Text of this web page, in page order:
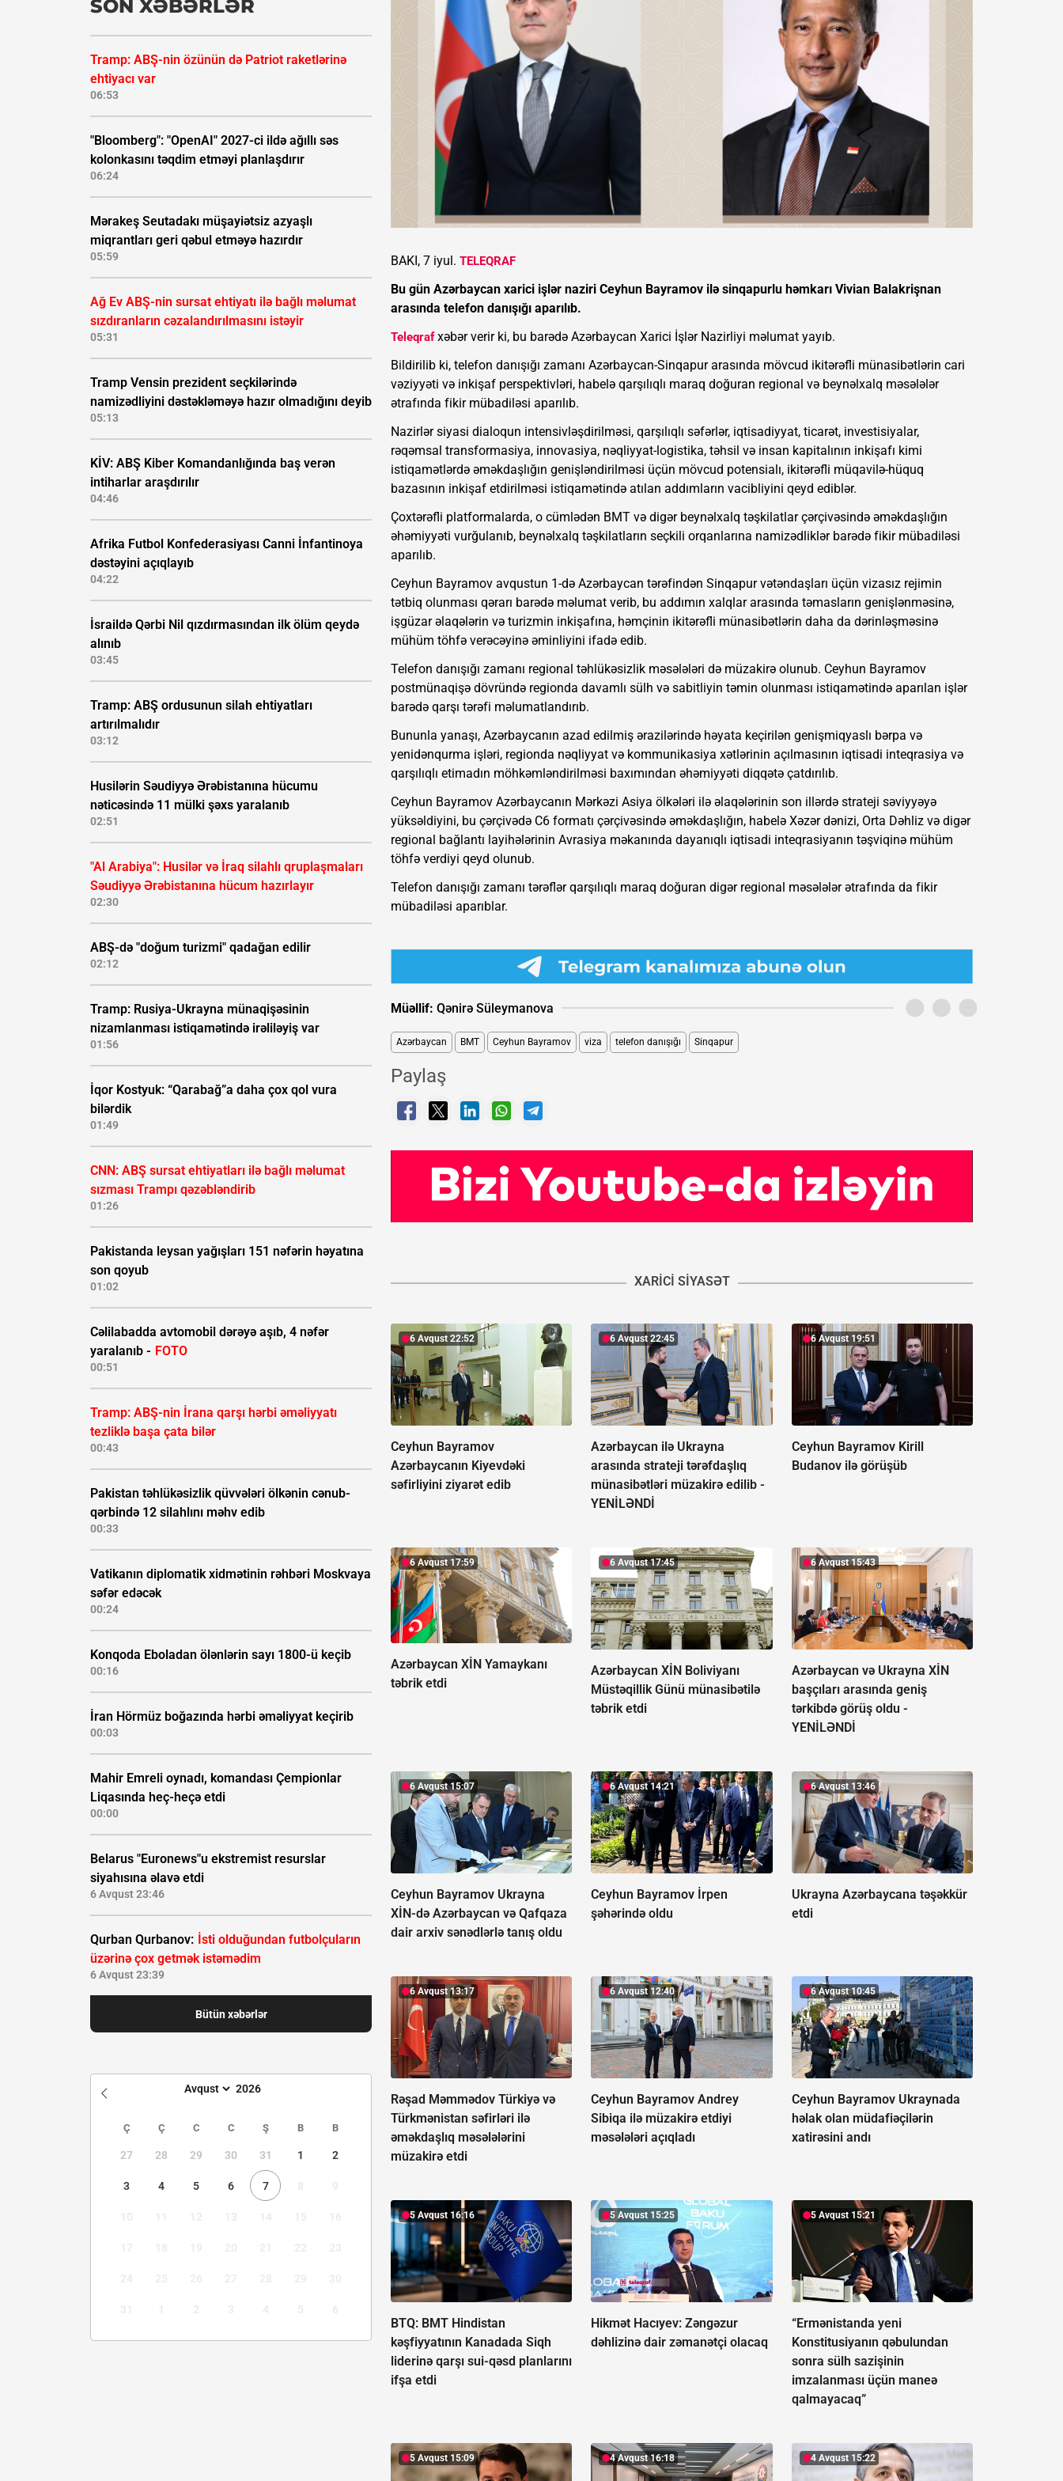
SON XƏBƏRLƏR
Tramp: ABŞ-nin özünün də Patriot raketlərinə
ehtiyacı var
06:53
"Bloomberg": "OpenAI" 2027-ci ildə ağıllı səs
kolonkasını təqdim etməyi planlaşdırır
06:24
Mərakeş Seutadakı müşayiətsiz azyaşlı
miqrantları geri qəbul etməyə hazırdır
05:59
Ağ Ev ABŞ-nin sursat ehtiyatı ilə bağlı məlumat
sızdıranların cəzalandırılmasını istəyir
05:31
Tramp Vensin prezident seçkilərində
namizədliyini dəstəkləməyə hazır olmadığını deyib
05:13
KİV: ABŞ Kiber Komandanlığında baş verən
intiharlar araşdırılır
04:46
Afrika Futbol Konfederasiyası Canni İnfantinoya
dəstəyini açıqlayıb
04:22
İsraildə Qərbi Nil qızdırmasından ilk ölüm qeydə
alınıb
03:45
Tramp: ABŞ ordusunun silah ehtiyatları
artırılmalıdır
03:12
Husilərin Səudiyyə Ərəbistanına hücumu
nəticəsində 11 mülki şəxs yaralanıb
02:51
"Al Arabiya": Husilər və İraq silahlı qruplaşmaları
Səudiyyə Ərəbistanına hücum hazırlayır
02:30
ABŞ-də "doğum turizmi" qadağan edilir
02:12
Tramp: Rusiya-Ukrayna münaqişəsinin
nizamlanması istiqamətində irəliləyiş var
01:56
İqor Kostyuk: “Qarabağ”a daha çox qol vura
bilərdik
01:49
CNN: ABŞ sursat ehtiyatları ilə bağlı məlumat
sızması Trampı qəzəbləndirib
01:26
Pakistanda leysan yağışları 151 nəfərin həyatına
son qoyub
01:02
Cəlilabadda avtomobil dərəyə aşıb, 4 nəfər
yaralanıb - FOTO
00:51
Tramp: ABŞ-nin İrana qarşı hərbi əməliyyatı
tezliklə başa çata bilər
00:43
Pakistan təhlükəsizlik qüvvələri ölkənin cənub-
qərbində 12 silahlını məhv edib
00:33
Vatikanın diplomatik xidmətinin rəhbəri Moskvaya
səfər edəcək
00:24
Konqoda Eboladan ölənlərin sayı 1800-ü keçib
00:16
İran Hörmüz boğazında hərbi əməliyyat keçirib
00:03
Mahir Emreli oynadı, komandası Çempionlar
Liqasında heç-heçə etdi
00:00
Belarus "Euronews"u ekstremist resurslar
siyahısına əlavə etdi
6 Avqust 23:46
Qurban Qurbanov: İsti olduğundan futbolçuların
üzərinə çox getmək istəmədim
6 Avqust 23:39
Bütün xəbərlər
Ç Ç C C Ş B B
27 28 29 30 31 1 2
3 4 5 6 7
BAKI, 7 iyul. TELEQRAF
Bu gün Azərbaycan xarici işlər naziri Ceyhun Bayramov ilə sinqapurlu həmkarı Vivian Balakrişnan
arasında telefon danışığı aparılıb.
Teleqrafxəbər verir ki, bu barədə Azərbaycan Xarici İşlər Nazirliyi məlumat yayıb.
Bildirilib ki, telefon danışığı zamanı Azərbaycan-Sinqapur arasında mövcud ikitərəfli münasibətlərin cari
vəziyyəti və inkişaf perspektivləri, habelə qarşılıqlı maraq doğuran regional və beynəlxalq məsələlər
ətrafında fikir mübadiləsi aparılıb.
Nazirlər siyasi dialoqun intensivləşdirilməsi, qarşılıqlı səfərlər, iqtisadiyyat, ticarət, investisiyalar,
rəqəmsal transformasiya, innovasiya, nəqliyyat-logistika, təhsil və insan kapitalının inkişafı kimi
istiqamətlərdə əməkdaşlığın genişləndirilməsi üçün mövcud potensialı, ikitərəfli müqavilə-hüquq
bazasının inkişaf etdirilməsi istiqamətində atılan addımların vacibliyini qeyd ediblər.
Çoxtərəfli platformalarda, o cümlədən BMT və digər beynəlxalq təşkilatlar çərçivəsində əməkdaşlığın
əhəmiyyəti vurğulanıb, beynəlxalq təşkilatların seçkili orqanlarına namizədliklər barədə fikir mübadiləsi
aparılıb.
Ceyhun Bayramov avqustun 1-də Azərbaycan tərəfindən Sinqapur vətəndaşları üçün vizasız rejimin
tətbiq olunması qərarı barədə məlumat verib, bu addımın xalqlar arasında təmasların genişlənməsinə,
işgüzar əlaqələrin və turizmin inkişafına, həmçinin ikitərəfli münasibətlərin daha da dərinləşməsinə
mühüm töhfə verəcəyinə əminliyini ifadə edib.
Telefon danışığı zamanı regional təhlükəsizlik məsələləri də müzakirə olunub. Ceyhun Bayramov
postmünaqişə dövründə regionda davamlı sülh və sabitliyin təmin olunması istiqamətində aparılan işlər
barədə qarşı tərəfi məlumatlandırıb.
Bununla yanaşı, Azərbaycanın azad edilmiş ərazilərində həyata keçirilən genişmiqyaslı bərpa və
yenidənqurma işləri, regionda nəqliyyat və kommunikasiya xətlərinin açılmasının iqtisadi inteqrasiya və
qarşılıqlı etimadın möhkəmləndirilməsi baxımından əhəmiyyəti diqqətə çatdırılıb.
Ceyhun Bayramov Azərbaycanın Mərkəzi Asiya ölkələri ilə əlaqələrinin son illərdə strateji səviyyəyə
yüksəldiyini, bu çərçivədə C6 formatı çərçivəsində əməkdaşlığın, habelə Xəzər dənizi, Orta Dəhliz və digər
regional bağlantı layihələrinin Avrasiya məkanında dayanıqlı iqtisadi inteqrasiyanın təşviqinə mühüm
töhfə verdiyi qeyd olunub.
Telefon danışığı zamanı tərəflər qarşılıqlı maraq doğuran digər regional məsələlər ətrafında da fikir
mübadiləsi aparıblar.
Müəllif: Qənirə Süleymanova
Azərbaycan BMT Ceyhun Bayramov viza telefon danışığı Sinqapur
Paylaş
XARICI SIYASƏT
6 Avqust 22:52
Ceyhun Bayramov
Azərbaycanın Kiyevdəki
səfirliyini ziyarət edib
6 Avqust 22:45
Azərbaycan ilə Ukrayna
arasında strateji tərəfdaşlıq
münasibətləri müzakirə edilib -
YENİLƏNDİ
6 Avqust 19:51
Ceyhun Bayramov Kirill
Budanov ilə görüşüb
6 Avqust 17:59
Azərbaycan XİN Yamaykanı
təbrik etdi
6 Avqust 17:45
Azərbaycan XİN Boliviyanı
Müstəqillik Günü münasibətilə
təbrik etdi
6 Avqust 15:43
Azərbaycan və Ukrayna XİN
başçıları arasında geniş
tərkibdə görüş oldu -
YENİLƏNDİ
6 Avqust 15:07
Ceyhun Bayramov Ukrayna
XİN-də Azərbaycan və Qafqaza
dair arxiv sənədlərlə tanış oldu
6 Avqust 14:21
Ceyhun Bayramov İrpen
şəhərində oldu
6 Avqust 13:46
Ukrayna Azərbaycana təşəkkür
etdi
6 Avqust 13:17
Rəşad Məmmədov Türkiyə və
Türkmənistan səfirləri ilə
əməkdaşlıq məsələlərini
müzakirə etdi
6 Avqust 12:40
Ceyhun Bayramov Andrey
Sibiqa ilə müzakirə etdiyi
məsələləri açıqladı
6 Avqust 10:45
Ceyhun Bayramov Ukraynada
həlak olan müdafiəçilərin
xatirəsini andı
5 Avqust 16:16
BTQ: BMT Hindistan
kəşfiyyatının Kanadada Siqh
liderinə qarşı sui-qəsd planlarını
ifşa etdi
5 Avqust 15:25
Hikmət Hacıyev: Zəngəzur
dəhlizinə dair zəmanətçi olacaq
5 Avqust 15:21
“Ermənistanda yeni
Konstitusiyanın qəbulundan
sonra sülh sazişinin
imzalanması üçün maneə
qalmayacaq”
5 Avqust 15:09 4 Avqust 16:18 4 Avqust 15:22